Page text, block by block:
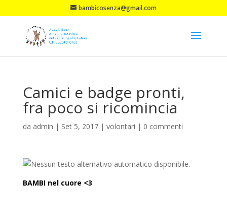
bambicosenza@gmail.com
Camici e badge pronti,
fra poco si ricomincia
da admin | Set 5, 2017| volontari | 0 commenti
BAMBI nel cuore <3